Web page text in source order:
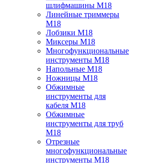
шлифмашины M18
Линейные триммеры
M18
Лобзики M18
Миксеры M18
Многофункциональные
инструменты M18
Напольные M18
Ножницы M18
Обжимные
инструменты для
кабеля M18
Обжимные
инструменты для труб
M18
Отрезные
многофункциональные
инструменты M18